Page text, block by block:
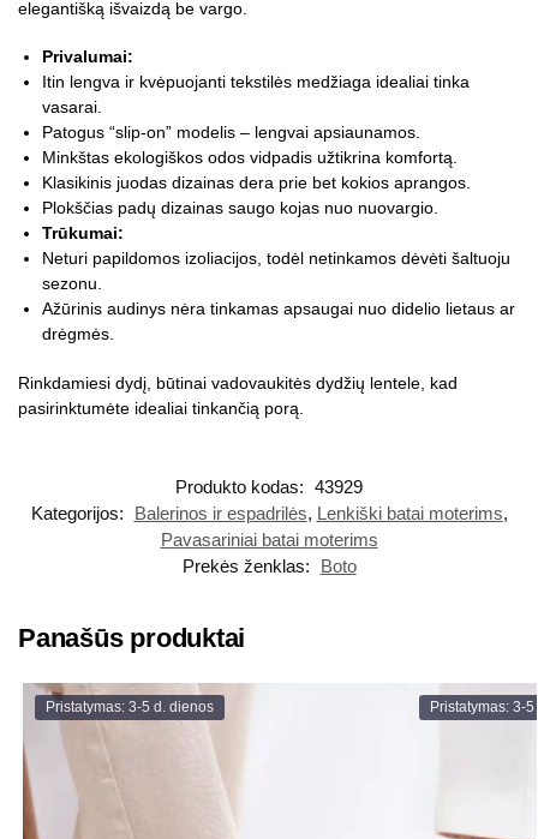
elegantišką išvaizdą be vargo.
Privalumai:
Itin lengva ir kvėpuojanti tekstilės medžiaga idealiai tinka
vasarai.
Patogus “slip-on” modelis – lengvai apsiaunamos.
Minkštas ekologiškos odos vidpadis užtikrina komfortą.
Klasikinis juodas dizainas dera prie bet kokios aprangos.
Plokščias padų dizainas saugo kojas nuo nuovargio.
Trūkumai:
Neturi papildomos izoliacijos, todėl netinkamos dėvėti šaltuoju
sezonu.
Ažūrinis audinys nėra tinkamas apsaugai nuo didelio lietaus ar
drėgmės.
Rinkdamiesi dydį, būtinai vadovaukitės dydžių lentele, kad
pasirinktumėte idealiai tinkančią porą.
Produkto kodas: 43929
Kategorijos:
Balerinos ir espadrilės, Lenkiški batai moterims,
Pavasariniai batai moterims
Prekės ženklas:
Boto
Panašūs produktai
Pristatymas: 3-5 d. dienos Pristatymas: 3-